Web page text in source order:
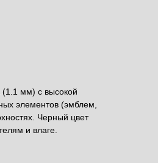
(1.1 мм) с высокой
элементов (эмблем,
Черный цвет
и влаге.